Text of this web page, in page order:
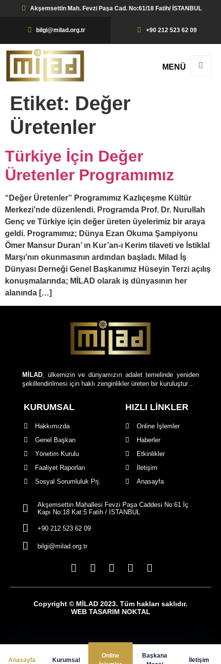
Akşemsettin Mah. Fevzi Paşa Cad. No:61/18 Fatih/ İSTANBUL
bilgi@milad.org.tr +90 212 523 62 09
MENÜ
Etiket: Değer
Üretenler
Türkiye İçin Değer
Üretenler Programımız
“Değer Üretenler” Programımız Kazlıçeşme Kültür
Merkezi’nde düzenlendi. Programda Prof. Dr. Nurullah
Genç ve Türkiye için değer üreten üyelerimiz bir araya
geldi. Programımız; Dünya Ezan Okuma Şampiyonu
Ömer Mansur Duran’ ın Kur’an-ı Kerim tilaveti ve İstiklal
Marşı’nın okunmasının ardından başladı. Milad İş
Dünyası Derneği Genel Başkanımız Hüseyin Terzi açılış
konuşmalarında; MİLAD olarak iş dünyasının her
alanında […]
MİLAD , ülkemizin ve dünyamızın adalet temelinde yeniden
şekillendirilmesi için haklı zenginlikler üreten bir kuruluştur…
KURUMSAL
Hakkımızda
Genel Başkan
Yönetim Kurulu
Faaliyet Raporları
Sosyal Sorumluluk Prj.
HIZLI LİNKLER
Online İşlemler
Haberler
Etkinlikler
İletişim
Anasayfa
Akşemsettin Mahallesi Fevzi Paşa Caddesi No:61 İç
Kapı No:18 Kat:5 Fatih / İSTANBUL
+90 212 523 62 09
bilgi@milad.org.tr
Anasayfa Kurumsal
Online
Başkana
İletişim
Copyright © MİLAD 2023. Tüm hakları saklıdır.
WEB TASARIM NOKTAL